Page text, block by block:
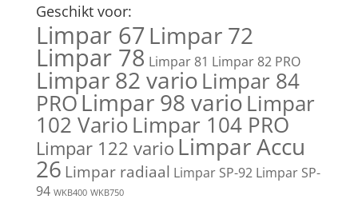
Geschikt voor:
Limpar 67 Limpar 72
Limpar 78 Limpar 81 Limpar 82 PRO
Limpar 82 varioLimpar 84
PROLimpar 98 varioLimpar
102 VarioLimpar 104 PRO
Limpar 122 vario Limpar Accu
26 Limpar radiaal Limpar SP-92 Limpar SP-
94 WKB400 WKB750